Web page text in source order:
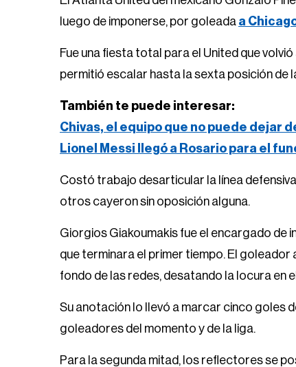
luego de imponerse, por goleada a
Fue una fiesta total para el United que
permitió escalar hasta la sexta posición de
También te puede interesar:
Chivas, el equipo que no puede dejar
Lionel Messi llegó a Rosario para el
Costó trabajo desarticular la línea
otros cayeron sin oposición alguna.
Giorgios Giakoumakis fue el encargado de
que terminara el primer tiempo. El
fondo de las redes, desatando la locura en el
Su anotación lo llevó a marcar cinco goles
goleadores del momento y de la liga.
Para la segunda mitad, los reflectores se